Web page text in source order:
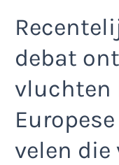
debat
vluchten
velen